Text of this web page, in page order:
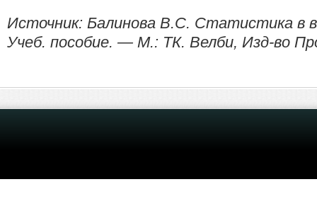
Источник: Балинова B.C. Статистика в
Учеб. пособие. — М.: ТК. Велби, Изд-во